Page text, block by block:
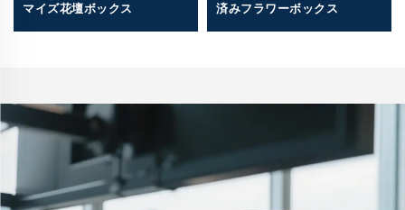
マイズ花壇ボックス
済みフラワーボックス